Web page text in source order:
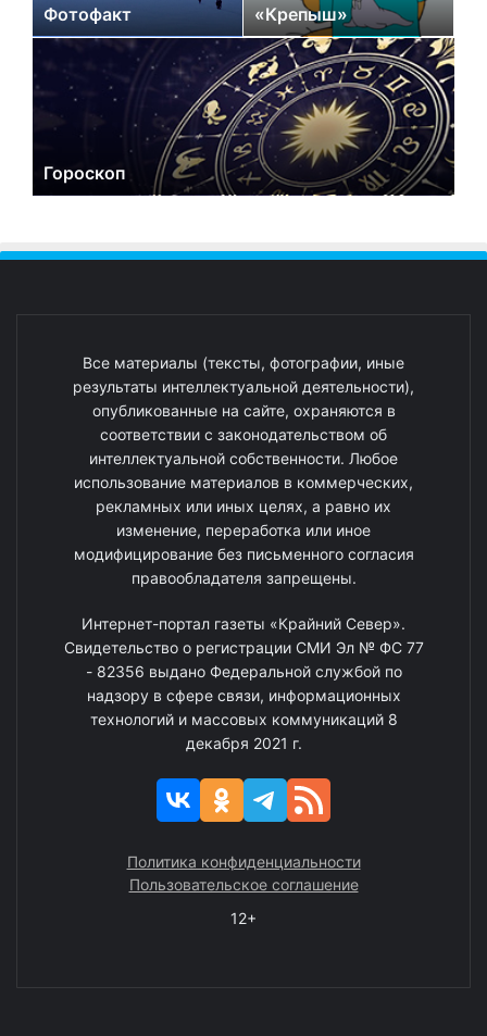
Фотофакт «Крепыш»
Гороскоп
Все материалы (тексты, фотографии, иные
результаты интеллектуальной деятельности),
опубликованные на сайте, охраняются в
соответствии с законодательством об
интеллектуальной собственности. Любое
использование материалов в коммерческих,
рекламных или иных целях, а равно их
изменение, переработка или иное
модифицирование без письменного согласия
правообладателя запрещены.
Интернет-портал газеты «Крайний Север».
Свидетельство о регистрации СМИ Эл № ФС 77
- 82356 выдано Федеральной службой по
надзору в сфере связи, информационных
технологий и массовых коммуникаций 8
декабря 2021 г.
Политика конфиденциальности
Пользовательское соглашение
12+